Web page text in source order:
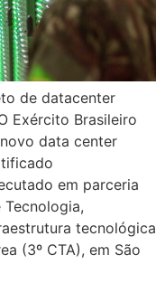
de datacenter
Exército Brasileiro
data center
em parceria
Tecnologia,
tecnológica
(3º CTA), em São